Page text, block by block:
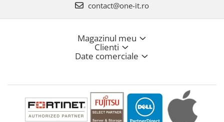
contact@one-it.ro
Magazinul meu
Clienti
Date comerciale